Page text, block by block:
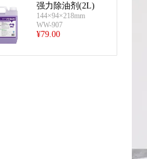
强力除油剂(2L)
144×94×218mm
WW-907
¥79.00